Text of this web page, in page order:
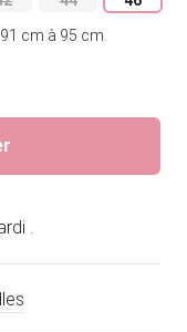
indisponible
ou indisponible
Variante épuisée ou
Variante
cm à 95 cm.
.